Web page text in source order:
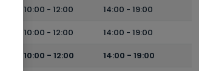
10:00 - 12:00 14:00 - 19:00
10:00 - 12:00 14:00 - 19:00
10:00 - 12:00 14:00 - 19:00